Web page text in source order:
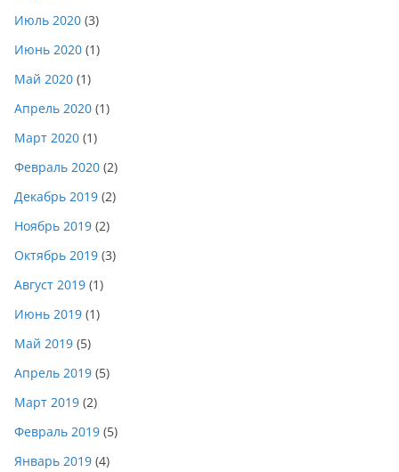
Июль 2020 (3)
Июнь 2020 (1)
Май 2020 (1)
Апрель 2020 (1)
Март 2020 (1)
Февраль 2020 (2)
Декабрь 2019 (2)
Ноябрь 2019 (2)
Октябрь 2019 (3)
Август 2019 (1)
Июнь 2019 (1)
Май 2019 (5)
Апрель 2019 (5)
Март 2019 (2)
Февраль 2019 (5)
Январь 2019 (4)